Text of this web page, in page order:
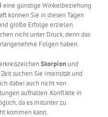
eine günstige Winkelbeziehung
können Sie in diesen Tagen
große Erfolge erzielen.
nicht unter Druck, denn das
Folgen haben.
Skorpion und
suchen Sie Intensität und
dabei auch nicht von
aufhalten. Konflikte in
da es mitunter zu
kommen kann.